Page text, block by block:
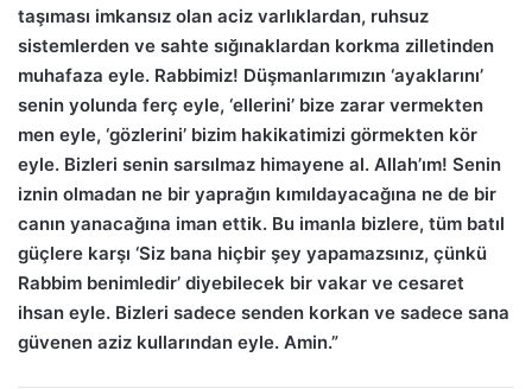
taşıması imkansız olan aciz varlıklardan, ruhsuz
sistemlerden ve sahte sığınaklardan korkma zilletinden
muhafaza eyle. Rabbimiz! Düşmanlarımızın ‘ayaklarını’
senin yolunda ferç eyle, ‘ellerini’ bize zarar vermekten
men eyle, ‘gözlerini’ bizim hakikatimizi görmekten kör
eyle. Bizleri senin sarsılmaz himayene al. Allah’ım! Senin
iznin olmadan ne bir yaprağın kımıldayacağına ne de bir
canın yanacağına iman ettik. Bu imanla bizlere, tüm batıl
güçlere karşı ‘Siz bana hiçbir şey yapamazsınız, çünkü
Rabbim benimledir’ diyebilecek bir vakar ve cesaret
ihsan eyle. Bizleri sadece senden korkan ve sadece sana
güvenen aziz kullarından eyle. Amin.”